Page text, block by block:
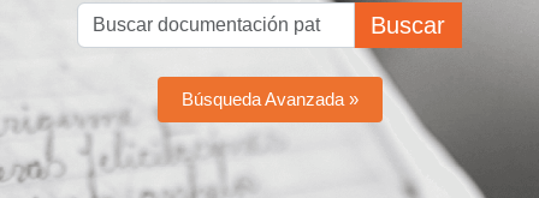
Buscar
Búsqueda Avanzada »